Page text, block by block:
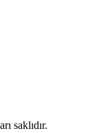
saklıdır.